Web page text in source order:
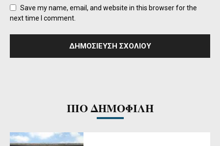
Save my name, email, and website in this browser for the
next time I comment.
ΠΙΟ ΔΗΜΟΦΙΛΗ